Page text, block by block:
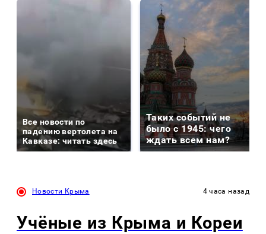
Все новости по
падению вертолета на
Кавказе: читать здесь
Таких событий не
было с 1945: чего
ждать всем нам?
Новости Крыма 4 часа назад
Учёные из Крыма и Кореи